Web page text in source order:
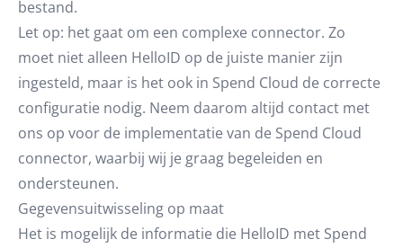
bestand.
Let op: het gaat om een complexe connector. Zo
moet niet alleen HelloID op de juiste manier zijn
ingesteld, maar is het ook in Spend Cloud de correcte
configuratie nodig. Neem daarom altijd contact met
ons op voor de implementatie van de Spend Cloud
connector, waarbij wij je graag begeleiden en
ondersteunen.
Gegevensuitwisseling op maat
Het is mogelijk de informatie die HelloID met Spend